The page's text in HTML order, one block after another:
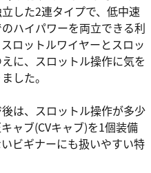
した2連タイプで、低中速
ハイパワーを両立できる利
ロットルワイヤーとスロッ
に、スロットル操作に気を
した。
は、スロットル操作が多少
ャブ(CVキャブ)を1個装備
ビギナーにも扱いやすい特